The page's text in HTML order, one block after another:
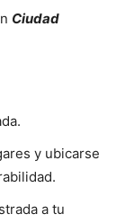
Ciudad
y ubicarse
a tu